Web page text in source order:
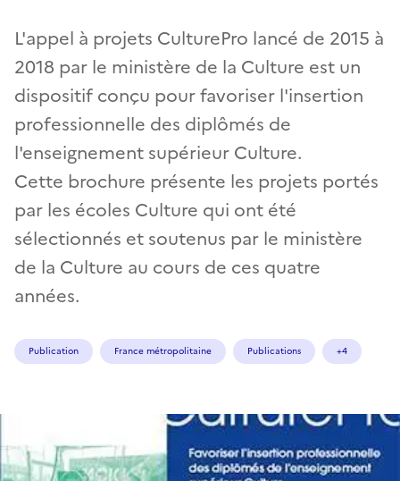
L'appel à projets CulturePro lancé de 2015 à
2018 par le ministère de la Culture est un
dispositif conçu pour favoriser l'insertion
professionnelle des diplômés de
l'enseignement supérieur Culture.
Cette brochure présente les projets portés
par les écoles Culture qui ont été
sélectionnés et soutenus par le ministère
de la Culture au cours de ces quatre
années.
Publication France métropolitaine Publications +4